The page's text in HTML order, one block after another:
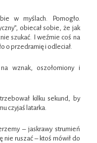
w myślach. Pomogło.
obiecał sobie, że jak
szukać. I weźmie coś na
o przedramię i odleciał.
wznak, oszołomiony i
kilku sekund, by
czyjaś latarka.
– jaskrawy strumień
nie ruszać – ktoś mówił do